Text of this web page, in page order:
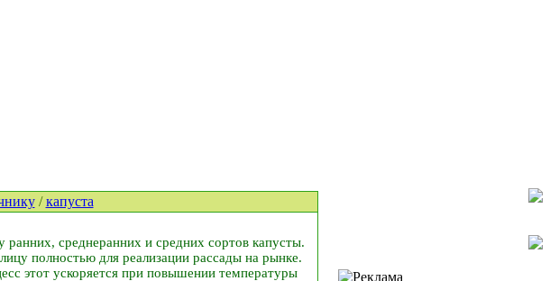
/капуста
среднеранних и средних сортов капусты.
полностью для реализации рассады на рынке.
этот ускоряется при повышении температуры